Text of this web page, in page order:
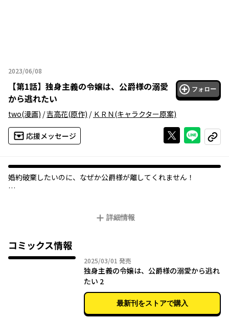
2023/06/08
2023年06月08日
【第1話】 独身主義の令嬢は、公爵様の溺愛
から逃れたい
フォロー
two(漫画) /吉高花(原作) / ＫＲＮ(キャラクター原案)
応援メッセージ Xで投稿する
ライン
コピー
婚約破棄したいのに、なぜか公爵様が離してくれません！
ようやく婚約破棄できたと思ったら、なぜかアーデン公爵から婚
正体を隠したまま結婚はしたくない、だったら婚約破棄してもら
おう！と決意しアレコレ画策するも、公爵様は私のことを抱きし
「これからはもう、ずっと一緒だよ」ってどんどん甘々になって
詳細情報
コミックス情報
2025/03/01 2025年03月01日
発売
独身主義の令嬢は、公爵様の溺愛から逃れ
たい 2
最新刊をストアで購入